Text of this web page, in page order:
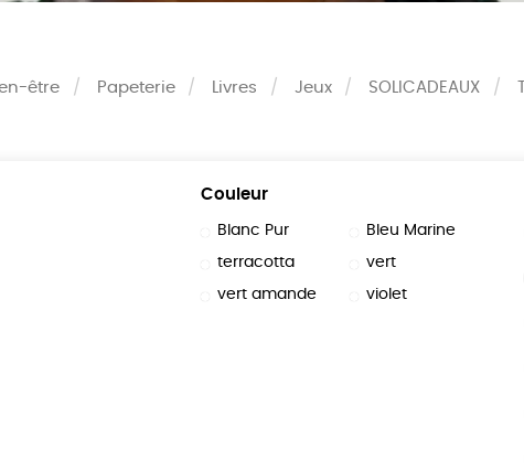
être Papeterie Livres Jeux SOLICADEAUX
Couleur
Blanc Pur Bleu Marine
terracotta vert
vert amande violet